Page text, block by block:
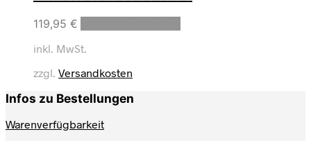
119,95 €
inkl. MwSt.
zzgl. Versandkosten
Infos zu Bestellungen
Warenverfügbarkeit